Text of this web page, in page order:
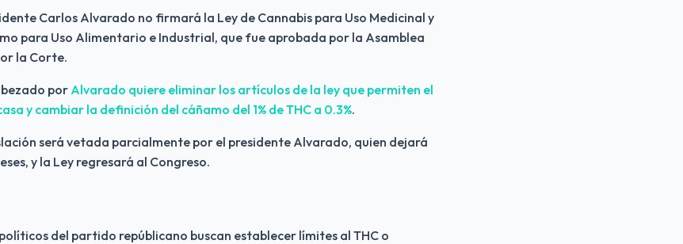
Carlos Alvarado no firmará la Ley de Cannabis para Uso Medicinal y
para Uso Alimentario e Industrial, que fue aprobada por la Asamblea
la Corte.
por Alvarado quiere eliminar los artículos de la ley que permiten el
y cambiar la definición del cáñamo del 1% de THC a 0.3%.
será vetada parcialmente por el presidente Alvarado, quien dejará
y la Ley regresará al Congreso.
del partido repúblicano buscan establecer límites al THC o